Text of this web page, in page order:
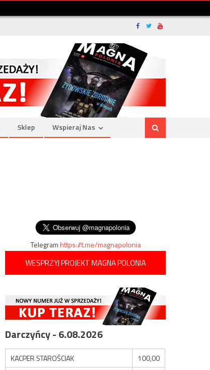
Sklep Wspieraj Nas
Telegramhttps://t.me/magnapolonia
WESPRZYJ PROJEKT MAGNA POLONIA
Darczyńcy - 6.08.2026
KACPER STAROŚCIAK
100,00